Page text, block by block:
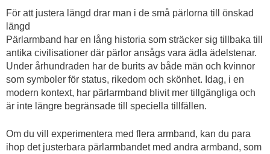
För att justera längd drar man i de små pärlorna till önskad
längd
Pärlarmband har en lång historia som sträcker sig tillbaka till
antika civilisationer där pärlor ansågs vara ädla ädelstenar.
Under århundraden har de burits av både män och kvinnor
som symboler för status, rikedom och skönhet. Idag, i en
modern kontext, har pärlarmband blivit mer tillgängliga och
är inte längre begränsade till speciella tillfällen.
Om du vill experimentera med flera armband, kan du para
ihop det justerbara pärlarmbandet med andra armband, som